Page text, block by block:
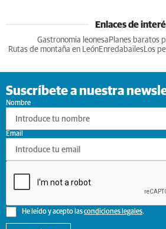
Enlaces de
Gastronomia leonesa Planes baratos
Rutas de montaña en LeónEnredabailesLos
Suscríbete a nuestra
Nombre
He leído y acepto lascondiciones legales.
Email